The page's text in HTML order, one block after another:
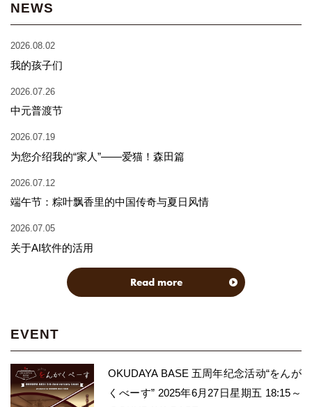
NEWS
2026.08.02
我的孩子们
2026.07.26
中元普渡节
2026.07.19
为您介绍我的“家人”——爱猫！森田篇
2026.07.12
端午节：粽叶飘香里的中国传奇与夏日风情
2026.07.05
关于AI软件的活用
Read more
EVENT
OKUDAYA BASE 五周年纪念活动“をんが
くべーす” 2025年6月27日星期五 18:15～